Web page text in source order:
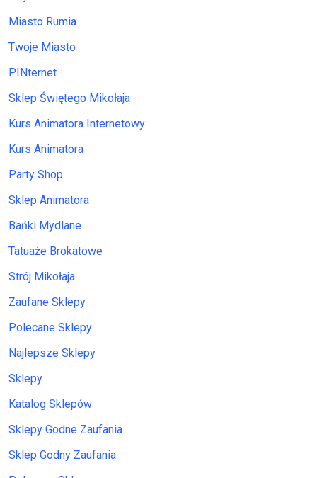
Miasto Rumia
Twoje Miasto
PINternet
Sklep Świętego Mikołaja
Kurs Animatora Internetowy
Kurs Animatora
Party Shop
Sklep Animatora
Bańki Mydlane
Tatuaże Brokatowe
Strój Mikołaja
Zaufane Sklepy
Polecane Sklepy
Najlepsze Sklepy
Sklepy
Katalog Sklepów
Sklepy Godne Zaufania
Sklep Godny Zaufania